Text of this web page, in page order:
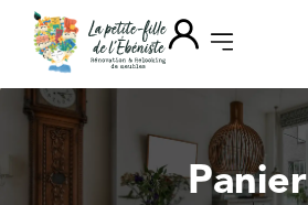
Panier